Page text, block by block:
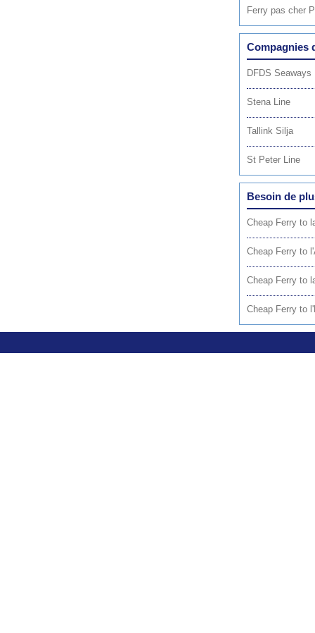
Ferry pas cher
Compagnies
DFDS Seaways
Stena Line
Tallink Silja
St Peter Line
Besoin de
Cheap Ferry to
Cheap Ferry to
Cheap Ferry to
Cheap Ferry to